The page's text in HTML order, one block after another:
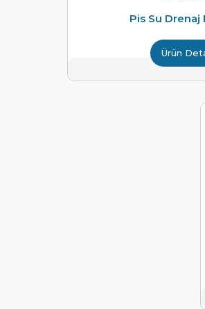
Pis Su Drenaj
Ürün